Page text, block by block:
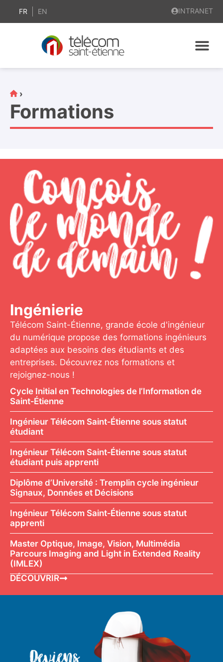
principal
FR EN INTRANET
›
Formations
Ingénierie
Télécom Saint-Étienne, grande école d'ingénieur
du numérique propose des formations ingénieurs
adaptées aux besoins des étudiants et des
entreprises. Découvrez nos formations et
rejoignez-nous !
DÉCOUVRIR
Cycle Initial en Technologies de l’Information de
Saint‑Étienne
Ingénieur Télécom Saint‑Étienne sous statut
étudiant
Ingénieur Télécom Saint‑Étienne sous statut
étudiant puis apprenti
Diplôme d’Université : Tremplin cycle ingénieur
Signaux, Données et Décisions
Ingénieur Télécom Saint‑Étienne sous statut
apprenti
Master Optique, Image, Vision, Multimédia
Parcours Imaging and Light in Extended Reality
(IMLEX)